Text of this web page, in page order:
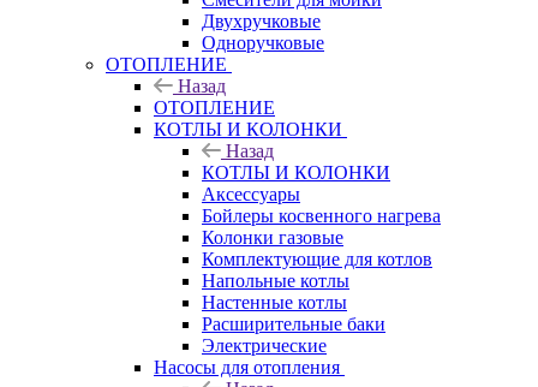
Двухручковые
Одноручковые
ОТОПЛЕНИЕ
Назад
ОТОПЛЕНИЕ
КОТЛЫ И КОЛОНКИ
Назад
КОТЛЫ И КОЛОНКИ
Аксессуары
Бойлеры косвенного нагрева
Колонки газовые
Комплектующие для котлов
Напольные котлы
Настенные котлы
Расширительные баки
Электрические
Насосы для отопления